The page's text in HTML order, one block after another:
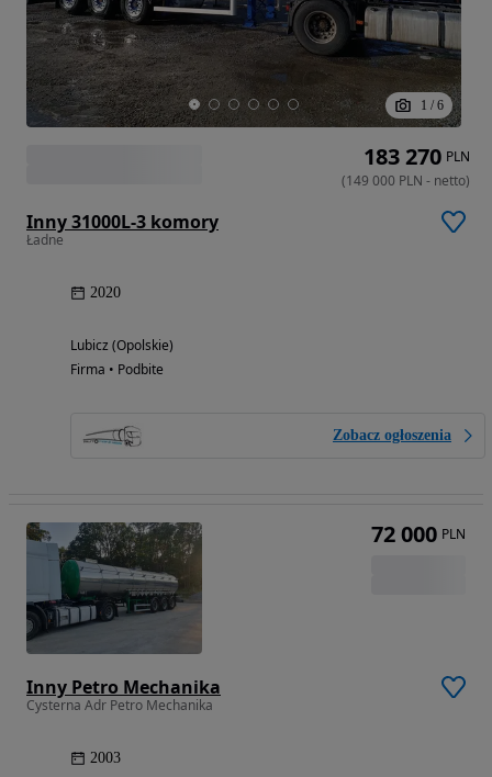
1 / 6
Inny 31000L-3 komory
Ładne
2020
Lubicz (Opolskie)
Firma • Podbite
Zobacz ogłoszenia
183 270 PLN
(149 000 PLN - netto)
Inny Petro Mechanika
Cysterna Adr Petro Mechanika
2003
72 000 PLN